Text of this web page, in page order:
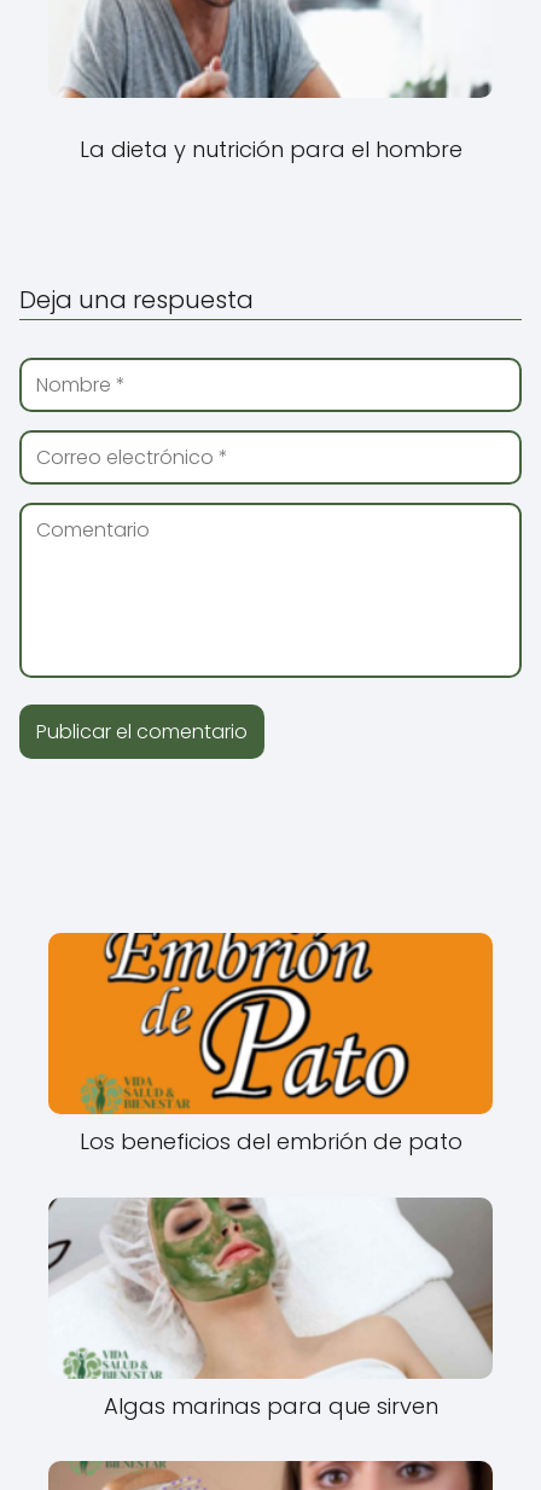
La dieta y nutrición para el hombre
Deja una respuesta
Los beneficios del embrión de pato
Algas marinas para que sirven